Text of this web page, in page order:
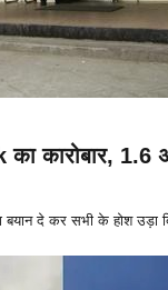
कारोबार, 1.6
दे कर सभी के होश